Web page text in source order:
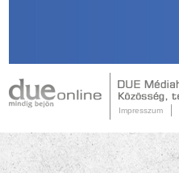
Impresszum